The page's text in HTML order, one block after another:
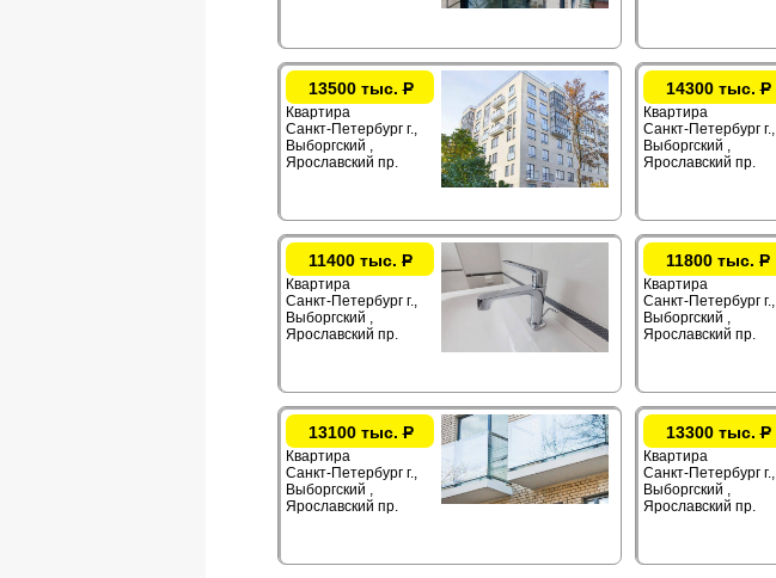
13500 тыс.Р
Квартира
Санкт-Петербург г.,
Выборгский ,
Ярославский пр.
14300 тыс.Р
Квартира
Санкт-Петербург г.,
Выборгский ,
Ярославский пр.
11400 тыс. Р
Квартира
Санкт-Петербург г.,
Выборгский ,
Ярославский пр.
11800 тыс. Р
Квартира
Санкт-Петербург г.,
Выборгский ,
Ярославский пр.
13100 тыс.Р
Квартира
Санкт-Петербург г.,
Выборгский ,
Ярославский пр.
13300 тыс.Р
Квартира
Санкт-Петербург г.,
Выборгский ,
Ярославский пр.